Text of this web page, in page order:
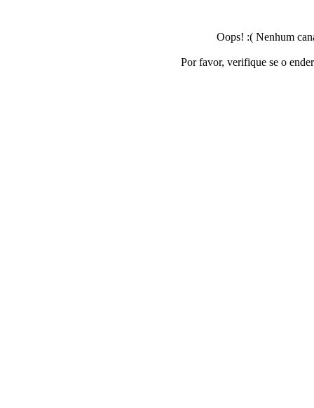
Oops! :( Nenhum
Por favor, verifique se o